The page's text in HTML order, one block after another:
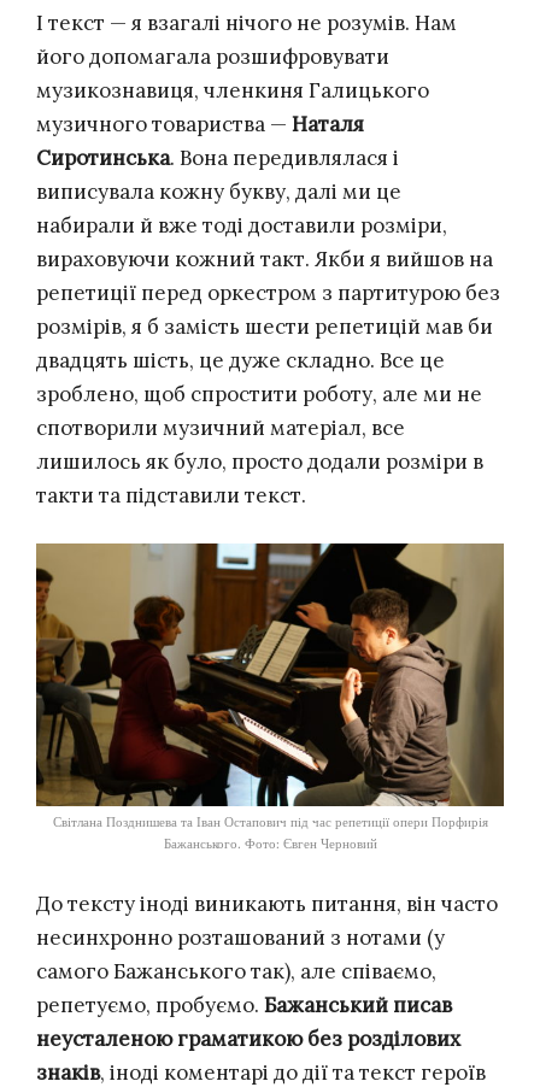
І текст — я взагалі нічого не розумів. Нам
його допомагала розшифровувати
музикознавиця, членкиня Галицького
музичного товариства — Наталя
Сиротинська. Вона передивлялася і
виписувала кожну букву, далі ми це
набирали й вже тоді доставили розміри,
вираховуючи кожний такт. Якби я вийшов на
репетиції перед оркестром з партитурою без
розмірів, я б замість шести репетицій мав би
двадцять шість, це дуже складно. Все це
зроблено, щоб спростити роботу, але ми не
спотворили музичний матеріал, все
лишилось як було, просто додали розміри в
такти та підставили текст.
Світлана Позднишева та Іван Остапович під час репетиції опери Порфирія
Бажанського. Фото: Євген Черновий
До тексту іноді виникають питання, він часто
несинхронно розташований з нотами (у
самого Бажанського так), але співаємо,
репетуємо, пробуємо. Бажанський писав
неусталеною граматикою без розділових
знаків, іноді коментарі до дії та текст героїв